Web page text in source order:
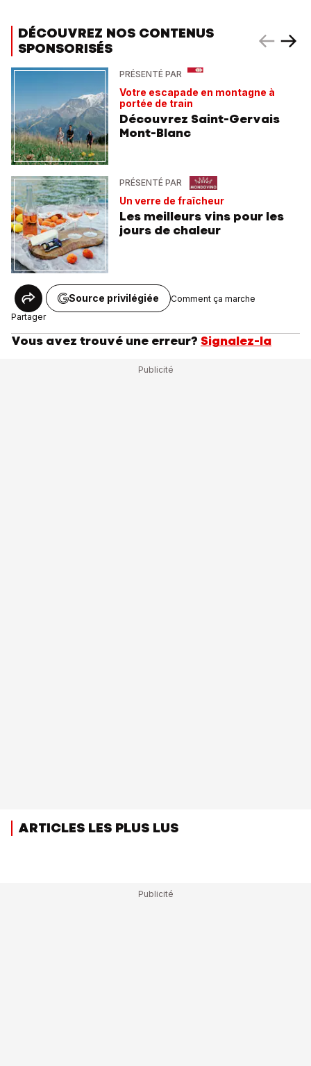
DÉCOUVREZ NOS CONTENUS
SPONSORISÉS
PRÉSENTÉ PAR
Votre escapade en montagne à
portée de train
Découvrez Saint-Gervais
Mont-Blanc
PRÉSENTÉ PAR
Un verre de fraîcheur
Les meilleurs vins pour les
jours de chaleur
Partager
Source privilégiée Comment ça marche
Vous avez trouvé une erreur? Signalez-la
ARTICLES LES PLUS LUS